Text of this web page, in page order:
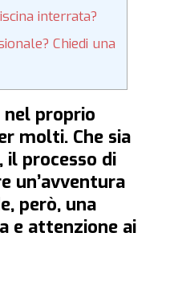
interrata?
Chiedi una
nel proprio
molti. Che sia
processo di
un’avventura
però, una
e attenzione ai